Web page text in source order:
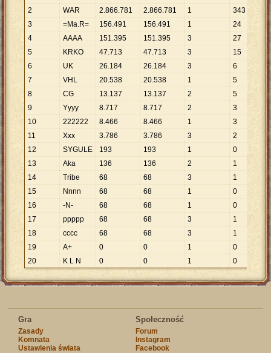
2
WAR 2.866.781 2.866.781 1
343
3
=Ma.R= 156.491 156.491 1
24
4
AAAA 151.395 151.395 3
27
5
KRKO 47.713 47.713 3
15
6
UK 26.184 26.184 3
6
7
VHL 20.538 20.538 1
5
8
CG 13.137 13.137 2
5
9
Yyyy 8.717 8.717 2
3
10
222222 8.466 8.466 1
3
11
Xxx 3.786 3.786 3
2
12
SYGULE 193 193 1
0
13
Aka 136 136 2
1
14
Tribe 68 68 3
1
15
Nnnn 68 68 1
0
16
-N- 68 68 1
0
17
ppppp 68 68 3
1
18
cccc 68 68 3
1
19
A+ 0 0 1
0
20
K L N 0 0 1 0
Gra
Zasady
Komnata
Ustawienia świata
Społeczność
Forum
Instagram
Facebook